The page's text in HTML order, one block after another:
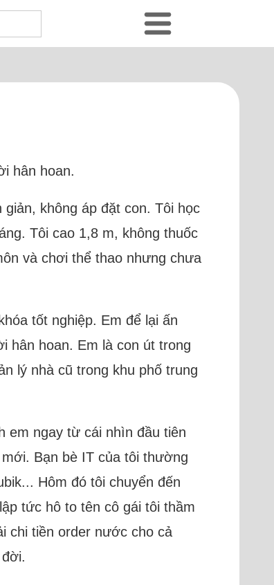
hân hoan.
không áp đặt con. Tôi học
Tôi cao 1,8 m, không thuốc
và chơi thể thao nhưng chưa
tốt nghiệp. Em để lại ấn
hân hoan. Em là con út trong
lý nhà cũ trong khu phố trung
em ngay từ cái nhìn đầu tiên
Bạn bè IT của tôi thường
Hôm đó tôi chuyển đến
tức hô to tên cô gái tôi thầm
chi tiền order nước cho cả